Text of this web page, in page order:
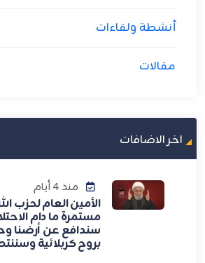
أنشطة ولقاءات
مقالات
اخر الاضافات
منذ 4 أيام
الأمين العام لحزب
مستمرة ما دام
سندافع عن أرضنا
بروح كربلائية